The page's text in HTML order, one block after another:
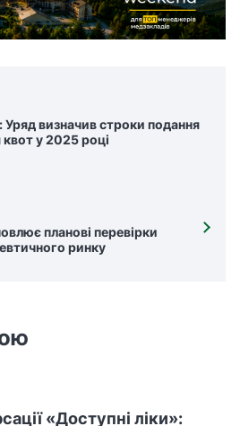
Уряд визначив строки подання
у 2025 році
планові перевірки
ринку
«Доступні ліки»: